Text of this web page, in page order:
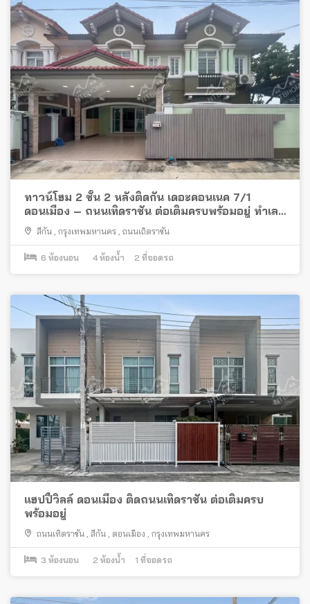
ทาวน์โฮม 2 ชั้น 2 หลังติดกัน เดอะคอนเนค 7/1
ดอนเมือง – ถนนเทิดราชัน ต่อเติมครบพร้อมอยู่ ทำเลดี
ใกล้สนามบินดอนเมือง
สีกัน กรุงเทพมหานคร ถนนเถิดราชัน
6 ห้องนอน 4 ห้องน้ำ 2 ที่จอดรถ
แฮปปี้วิลล์ ดอนเมือง ติดถนนเทิดราชัน ต่อเติมครบ
พร้อมอยู่
ถนนเทิดราชัน สีกัน ดอนเมือง กรุงเทพมหานคร
3 ห้องนอน 2 ห้องน้ำ 1 ที่จอดรถ